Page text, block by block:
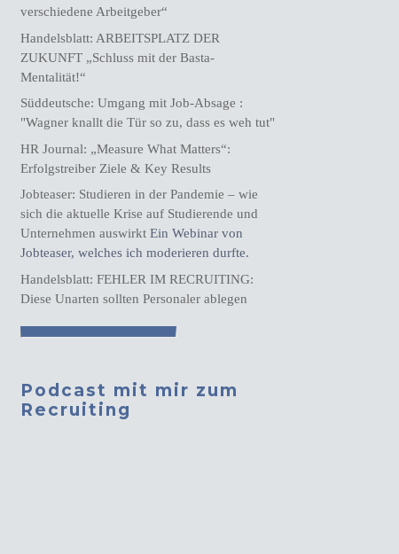
verschiedene Arbeitgeber“
Handelsblatt: ARBEITSPLATZ DER
ZUKUNFT „Schluss mit der Basta-
Mentalität!“
Süddeutsche: Umgang mit Job-Absage :
"Wagner knallt die Tür so zu, dass es weh tut"
HR Journal: „Measure What Matters“:
Erfolgstreiber Ziele & Key Results
Jobteaser: Studieren in der Pandemie – wie
sich die aktuelle Krise auf Studierende und
Unternehmen auswirkt Ein Webinar von
Jobteaser, welches ich moderieren durfte.
Handelsblatt: FEHLER IM RECRUITING:
Diese Unarten sollten Personaler ablegen
Podcast mit mir zum
Recruiting